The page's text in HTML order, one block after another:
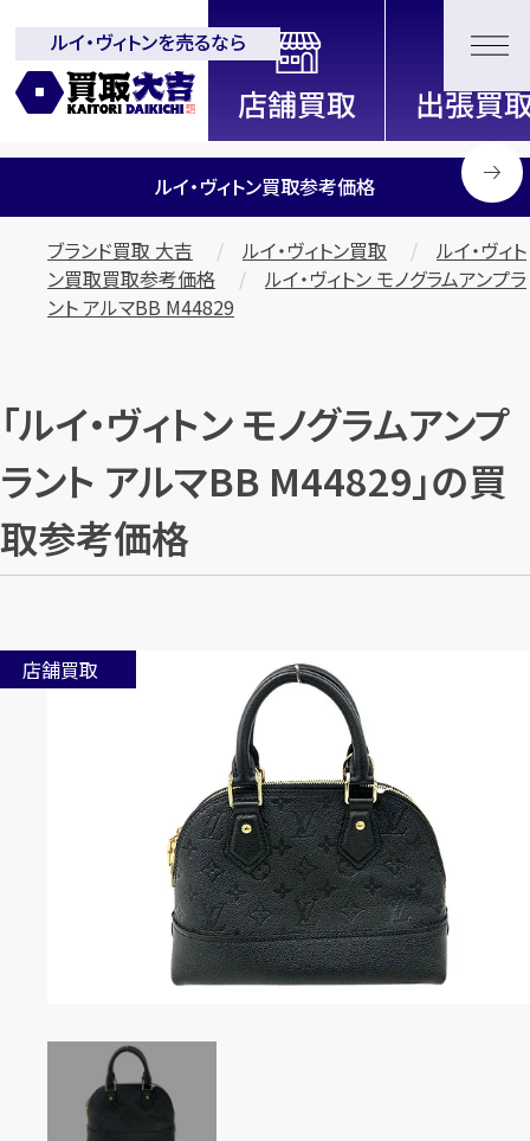
全国2200店舗以上展開中！
信頼と実績の買取専門店「買取大
吉」
ルイ・ヴィトンを売るなら
ルイ・ヴィトン買取参考価格
ブランド買取 大吉 ルイ・ヴィトン買取
ルイ・ヴィト
ン買取買取参考価格
ルイ・ヴィトン モノグラムアンプラ
ント アルマBB M44829
「ルイ・ヴィトン モノグラムアンプ
ラント アルマBB M44829」の買
取参考価格
店舗買取